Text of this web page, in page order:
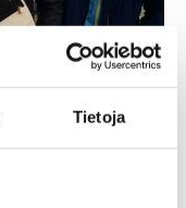
Tietoja